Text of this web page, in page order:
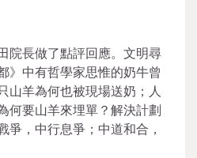
院長做了點評回應。文明尋
》中有哲學家思惟的奶牛曾
山羊為何也被現場送奶；人
何要山羊來埋單？解決計劃
爭，中行息爭；中道和合，